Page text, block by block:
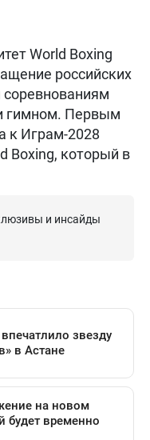
World Boxing
российских
гимном. Первым
к Играм-2028
Boxing, который в
и инсайды